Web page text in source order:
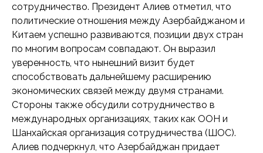
сотрудничество. Президент Алиев отметил, что
политические отношения между Азербайджаном и
Китаем успешно развиваются, позиции двух стран
по многим вопросам совпадают. Он выразил
уверенность, что нынешний визит будет
способствовать дальнейшему расширению
экономических связей между двумя странами.
Стороны также обсудили сотрудничество в
международных организациях, таких как ООН и
Шанхайская организация сотрудничества (ШОС).
Алиев подчеркнул, что Азербайджан придает